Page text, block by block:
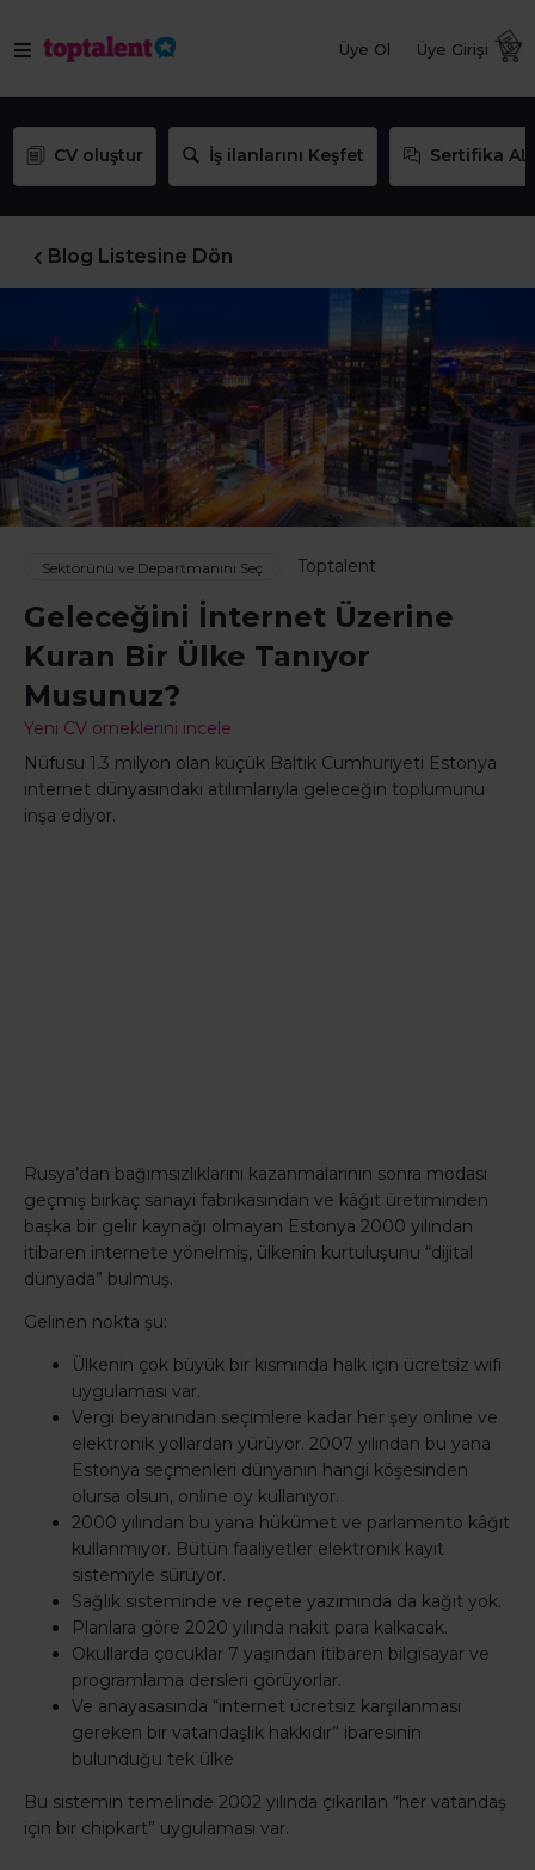
Üye Ol Üye Girişi
CV oluştur İş ilanlarını Keşfet Sertifika AL
Blog Listesine Dön
Sektörünü ve Departmanını Seç Toptalent
Geleceğini İnternet Üzerine
Kuran Bir Ülke Tanıyor
Musunuz?
Yeni CV örneklerini incele
Nüfusu 1.3 milyon olan küçük Baltık Cumhuriyeti Estonya
internet dünyasındaki atılımlarıyla geleceğin toplumunu
inşa ediyor.
Rusya’dan bağımsızlıklarını kazanmalarının sonra modası
geçmiş birkaç sanayi fabrikasından ve kâğıt üretiminden
başka bir gelir kaynağı olmayan Estonya 2000 yılından
itibaren internete yönelmiş, ülkenin kurtuluşunu “dijital
dünyada” bulmuş.
Gelinen nokta şu:
Ülkenin çok büyük bir kısmında halk için ücretsiz wifi
uygulaması var.
Vergi beyanından seçimlere kadar her şey online ve
elektronik yollardan yürüyor. 2007 yılından bu yana
Estonya seçmenleri dünyanın hangi köşesinden
olursa olsun, online oy kullanıyor.
2000 yılından bu yana hükümet ve parlamento kâğıt
kullanmıyor. Bütün faaliyetler elektronik kayıt
sistemiyle sürüyor.
Sağlık sisteminde ve reçete yazımında da kağıt yok.
Planlara göre 2020 yılında nakit para kalkacak.
Okullarda çocuklar 7 yaşından itibaren bilgisayar ve
programlama dersleri görüyorlar.
Ve anayasasında “internet ücretsiz karşılanması
gereken bir vatandaşlık hakkıdır” ibaresinin
bulunduğu tek ülke
Bu sistemin temelinde 2002 yılında çıkarılan “her vatandaş
için bir chipkart” uygulaması var.